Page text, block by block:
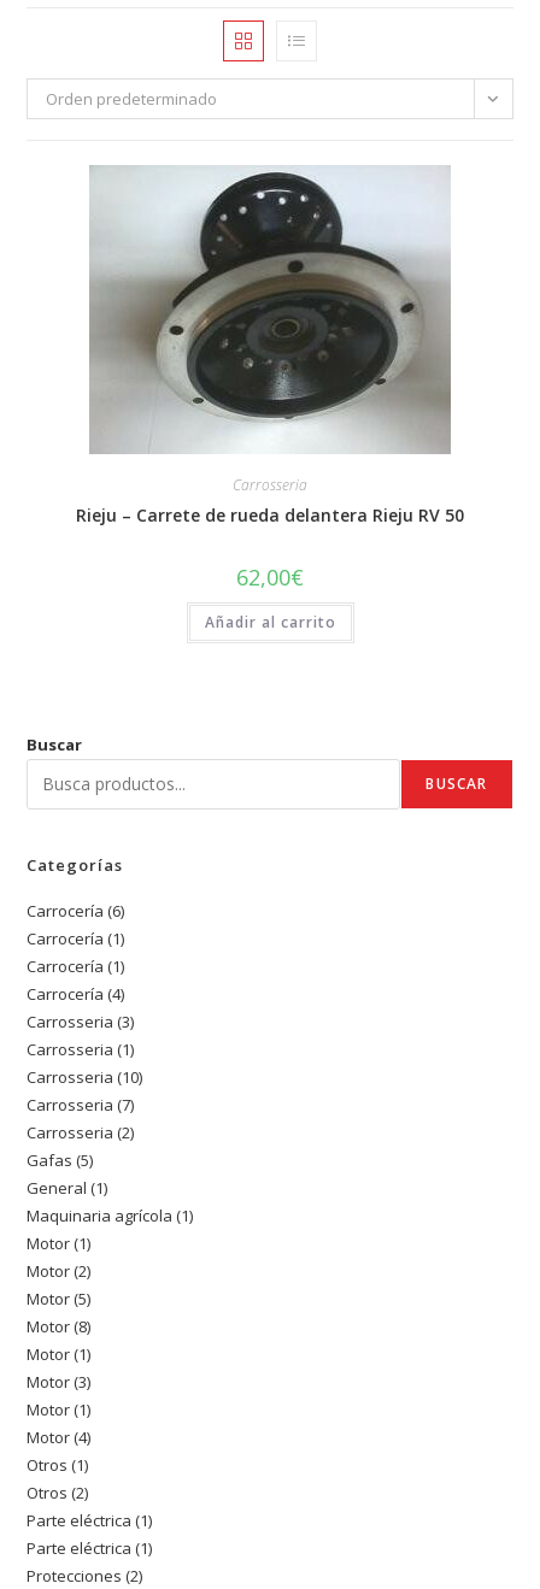
Orden predeterminado
Carrosseria
Rieju – Carrete de rueda delantera Rieju RV 50
62,00€
Añadir al carrito
Buscar
BUSCAR
Categorías
Carrocería 66
productos
Carrocería 11
producto
Carrocería 11
producto
Carrocería 44
productos
Carrosseria 33
productos
Carrosseria 11
producto
Carrosseria 1010
Carrosseria 77
productos
Carrosseria 22
Gafas 55
productos
General 11
producto
Maquinaria agrícola 11
Motor 11
producto
Motor 22
productos
Motor 55
productos
Motor 88
productos
Motor 11
producto
Motor 33
productos
Motor 11
producto
Motor 44
productos
Otros 11
producto
Otros 22
productos
Parte eléctrica 11
producto
Parte eléctrica 11
Protecciones 22